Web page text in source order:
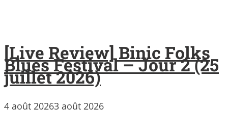
[Live Review] Binic Folks
Blues Festival – Jour 2 (25
juillet 2026)
4 août 20263 août 2026